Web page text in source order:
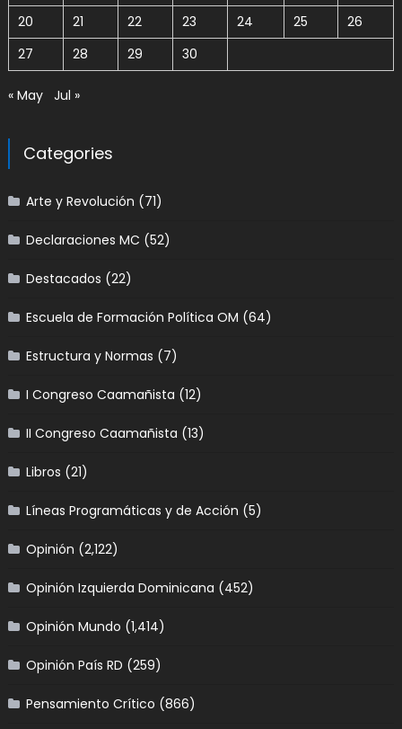
20
21 22 23 24 25
26
27
28 29 30
« May Jul »
Categories
Arte y Revolución (71)
Declaraciones MC (52)
Destacados (22)
Escuela de Formación Política OM (64)
Estructura y Normas (7)
I Congreso Caamañista (12)
II Congreso Caamañista (13)
Libros (21)
Líneas Programáticas y de Acción (5)
Opinión (2,122)
Opinión Izquierda Dominicana (452)
Opinión Mundo (1,414)
Opinión País RD (259)
Pensamiento Crítico (866)